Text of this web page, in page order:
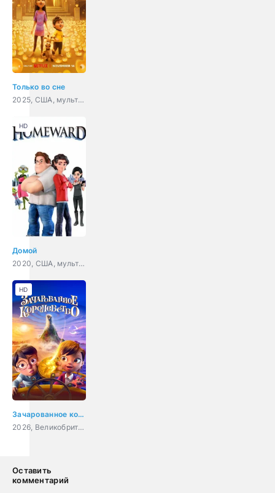
Только во сне
2025, США, мультфильм, фэнтези, комедия, приключения, семейный
Домой
2020, США, мультфильм, фэнтези, приключения, семейный
HD
Зачарованное королевство
2026, Великобритания, США, Индия, мультфильм, фэнтези, семейный
HD
Оставить
комментарий